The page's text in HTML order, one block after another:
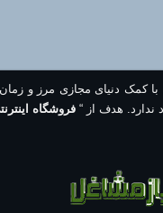
کمک دنیای مجازی مرز و
هدف از “ فروشگاه